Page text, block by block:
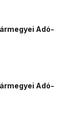
Adó-
Adó-